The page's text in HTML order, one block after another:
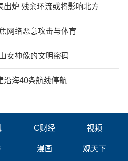
出炉 残余环流或将影响北方
网络恶意攻击与体育
女神像的文明密码
沿海40条航线停航
C财经 视频
漫画 观天下